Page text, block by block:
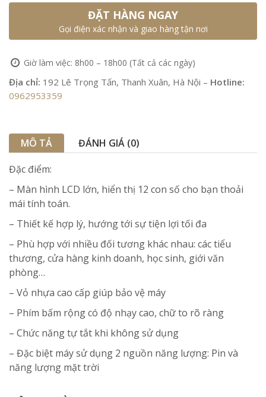
ĐẶT HÀNG NGAY
Gọi điện xác nhận và giao hàng tận nơi
Giờ làm việc: 8h00 – 18h00 (Tất cả các ngày)
Địa chỉ: 192 Lê Trọng Tấn, Thanh Xuân, Hà Nội – Hotline:
0962953359
MÔ TẢ
ĐÁNH GIÁ (0)
Đặc điểm:
– Màn hình LCD lớn, hiển thị 12 con số cho bạn thoải
mái tính toán.
– Thiết kế hợp lý, hướng tới sự tiện lợi tối đa
– Phù hợp với nhiều đối tương khác nhau: các tiểu
thương, cửa hàng kinh doanh, học sinh, giới văn
phòng…
– Vỏ nhựa cao cấp giúp bảo vệ máy
– Phím bấm rộng có độ nhạy cao, chữ to rõ ràng
– Chức năng tự tắt khi không sử dụng
– Đặc biệt máy sử dụng 2 nguồn năng lượng: Pin và
năng lượng mặt trời